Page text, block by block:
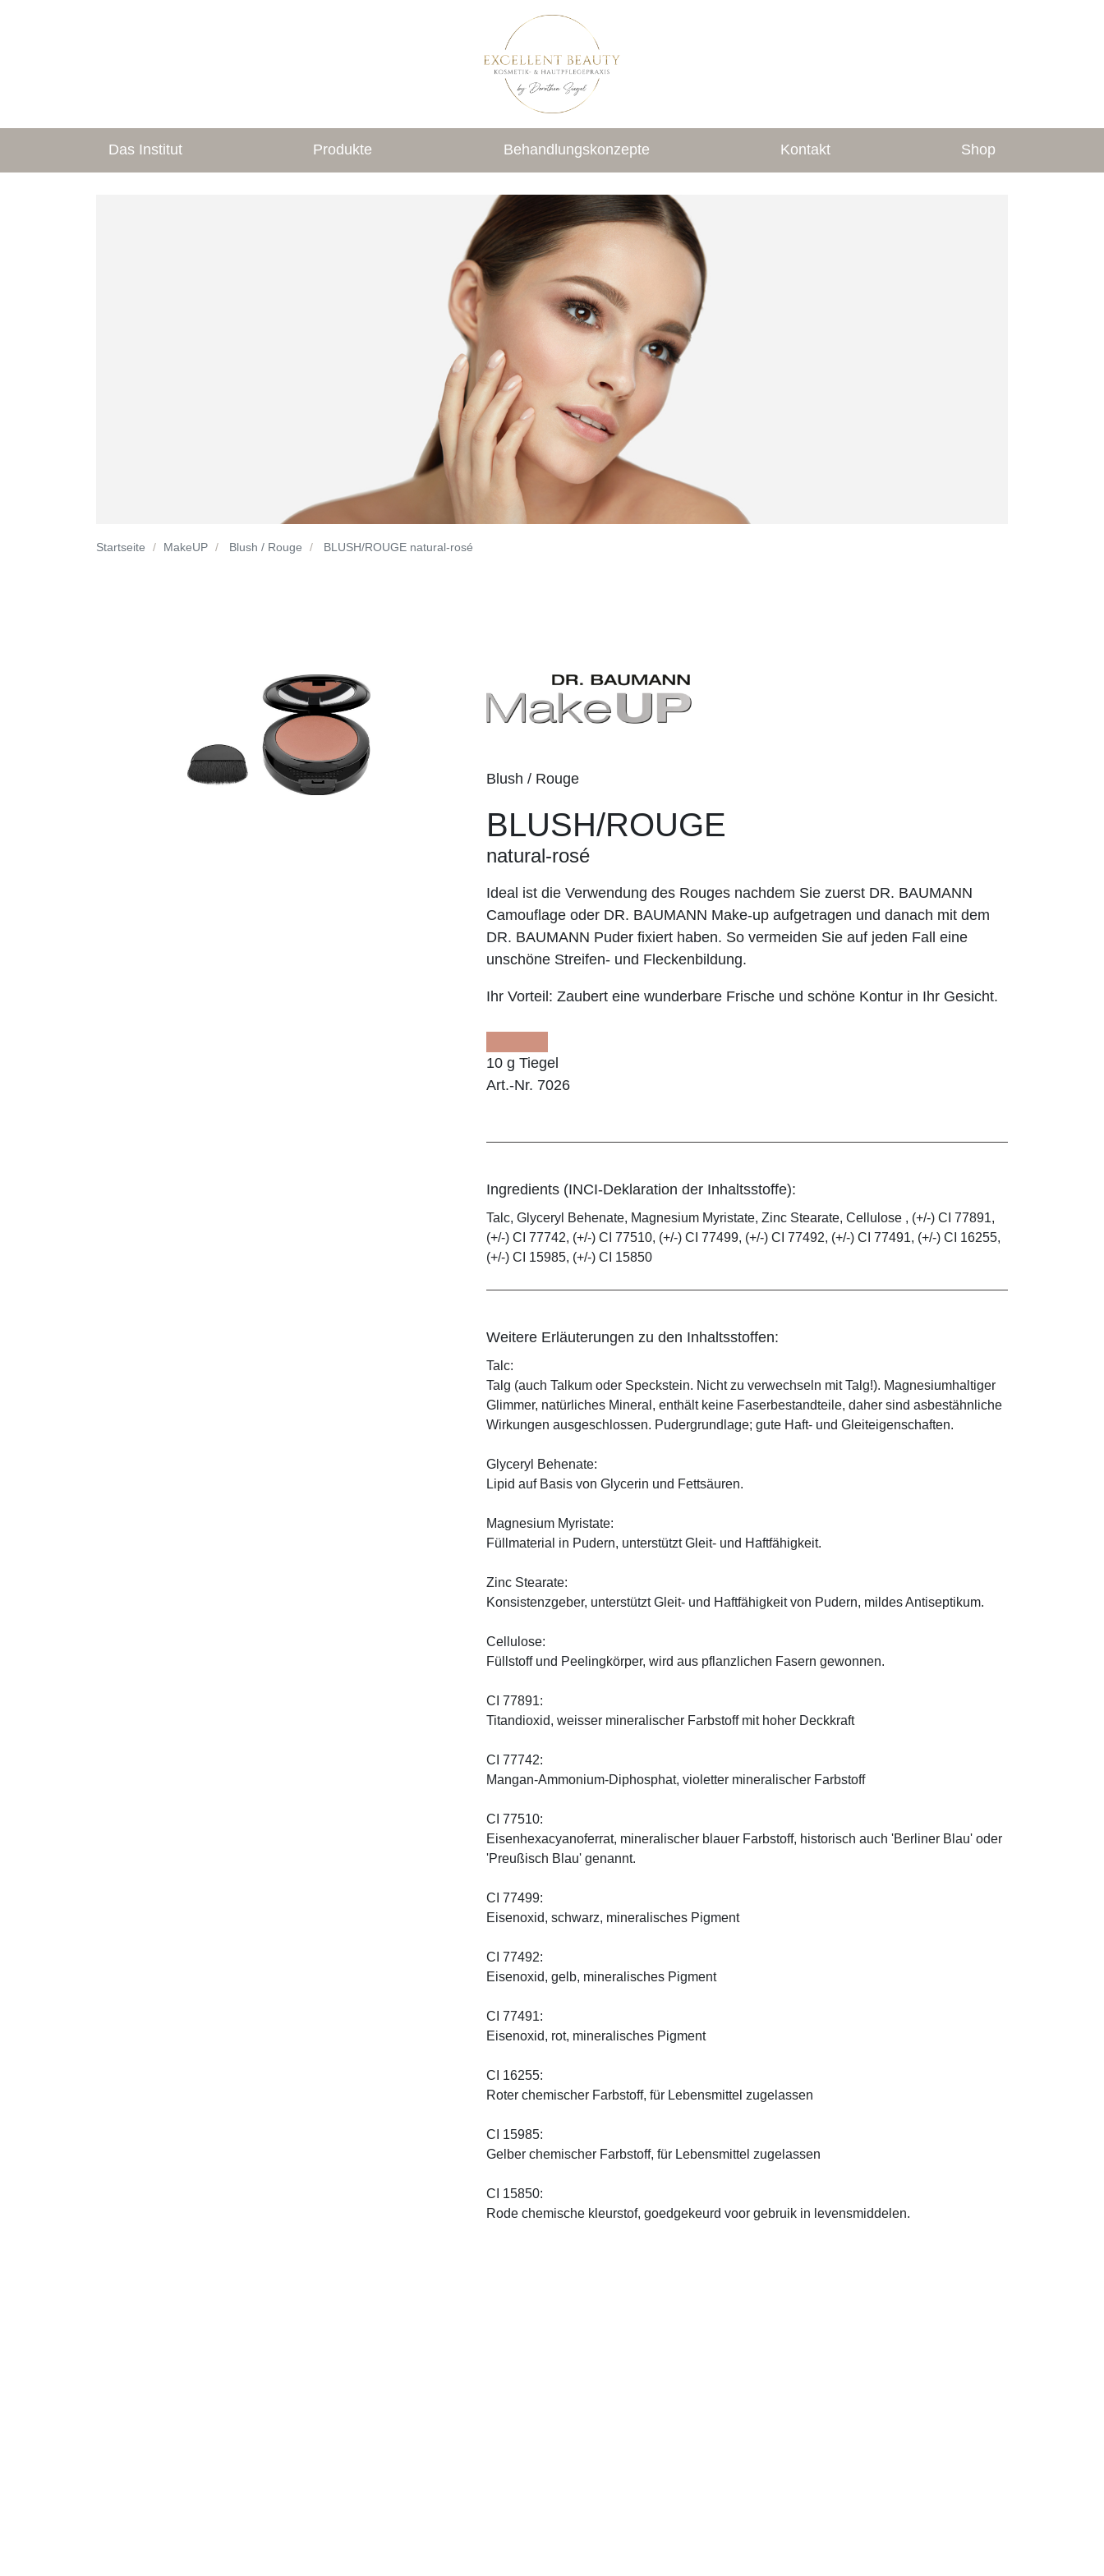
Das Institut Produkte Behandlungskonzepte Kontakt Shop
Startseite MakeUP Blush / Rouge BLUSH/ROUGE natural-rosé
Blush / Rouge
BLUSH/ROUGE
natural-rosé
Ideal ist die Verwendung des Rouges nachdem Sie zuerst DR. BAUMANN
Camouflage oder DR. BAUMANN Make-up aufgetragen und danach mit dem
DR. BAUMANN Puder fixiert haben. So vermeiden Sie auf jeden Fall eine
unschöne Streifen- und Fleckenbildung.
Ihr Vorteil: Zaubert eine wunderbare Frische und schöne Kontur in Ihr Gesicht.
10 g Tiegel
Art.-Nr. 7026
Ingredients (INCI-Deklaration der Inhaltsstoffe):
Talc, Glyceryl Behenate, Magnesium Myristate, Zinc Stearate, Cellulose , (+/-) CI 77891,
(+/-) CI 77742, (+/-) CI 77510, (+/-) CI 77499, (+/-) CI 77492, (+/-) CI 77491, (+/-) CI 16255,
(+/-) CI 15985, (+/-) CI 15850
Weitere Erläuterungen zu den Inhaltsstoffen:
Talc:
Talg (auch Talkum oder Speckstein. Nicht zu verwechseln mit Talg!). Magnesiumhaltiger
Glimmer, natürliches Mineral, enthält keine Faserbestandteile, daher sind asbestähnliche
Wirkungen ausgeschlossen. Pudergrundlage; gute Haft- und Gleiteigenschaften.
Glyceryl Behenate:
Lipid auf Basis von Glycerin und Fettsäuren.
Magnesium Myristate:
Füllmaterial in Pudern, unterstützt Gleit- und Haftfähigkeit.
Zinc Stearate:
Konsistenzgeber, unterstützt Gleit- und Haftfähigkeit von Pudern, mildes Antiseptikum.
Cellulose:
Füllstoff und Peelingkörper, wird aus pflanzlichen Fasern gewonnen.
CI 77891:
Titandioxid, weisser mineralischer Farbstoff mit hoher Deckkraft
CI 77742:
Mangan-Ammonium-Diphosphat, violetter mineralischer Farbstoff
CI 77510:
Eisenhexacyanoferrat, mineralischer blauer Farbstoff, historisch auch 'Berliner Blau' oder
'Preußisch Blau' genannt.
CI 77499:
Eisenoxid, schwarz, mineralisches Pigment
CI 77492:
Eisenoxid, gelb, mineralisches Pigment
CI 77491:
Eisenoxid, rot, mineralisches Pigment
CI 16255:
Roter chemischer Farbstoff, für Lebensmittel zugelassen
CI 15985:
Gelber chemischer Farbstoff, für Lebensmittel zugelassen
CI 15850:
Rode chemische kleurstof, goedgekeurd voor gebruik in levensmiddelen.